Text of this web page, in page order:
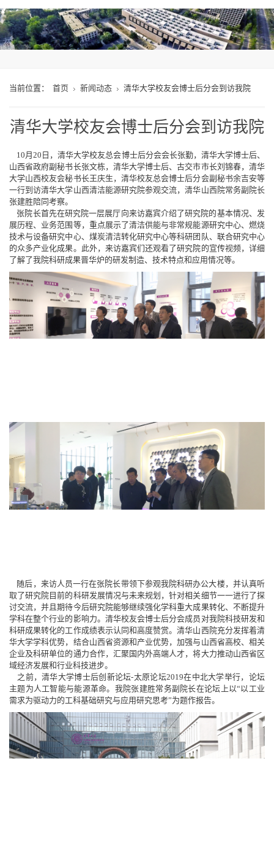
当前位置： 首页 新闻动态 清华大学校友会博士后分会到访我院
清华大学校友会博士后分会到访我院
10月20日，清华大学校友总会博士后分会会长张勤，清华大学博士后、
山西省政府副秘书长张文栋，清华大学博士后、古交市市长刘锦春，清华
大学山西校友会秘书长王庆生，清华校友总会博士后分会副秘书余吉安等
一行到访清华大学山西清洁能源研究院参观交流，清华山西院常务副院长
张建胜陪同考察。
张院长首先在研究院一层展厅向来访嘉宾介绍了研究院的基本情况、发
展历程、业务范围等，重点展示了清洁供能与非常规能源研究中心、燃烧
技术与设备研究中心、煤炭清洁转化研究中心等科研团队、联合研究中心
的众多产业化成果。此外，来访嘉宾们还观看了研究院的宣传视频，详细
了解了我院科研成果晋华炉的研发制造、技术特点和应用情况等。
随后，来访人员一行在张院长带领下参观我院科研办公大楼，并认真听
取了研究院目前的科研发展情况与未来规划，针对相关细节一一进行了探
讨交流，并且期待今后研究院能够继续强化学科重大成果转化、不断提升
学科在整个行业的影响力。清华校友会博士后分会成员对我院科技研发和
科研成果转化的工作成绩表示认同和高度赞赏。清华山西院充分发挥着清
华大学学科优势，结合山西省资源和产业优势，加强与山西省高校、相关
企业及科研单位的通力合作，汇聚国内外高端人才，将大力推动山西省区
域经济发展和行业科技进步。
之前，清华大学博士后创新论坛-太原论坛2019在中北大学举行，论坛
主题为人工智能与能源革命。我院张建胜常务副院长在论坛上以“以工业
需求为驱动力的工科基础研究与应用研究思考”为题作报告。